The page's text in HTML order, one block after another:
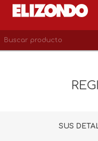
SUS